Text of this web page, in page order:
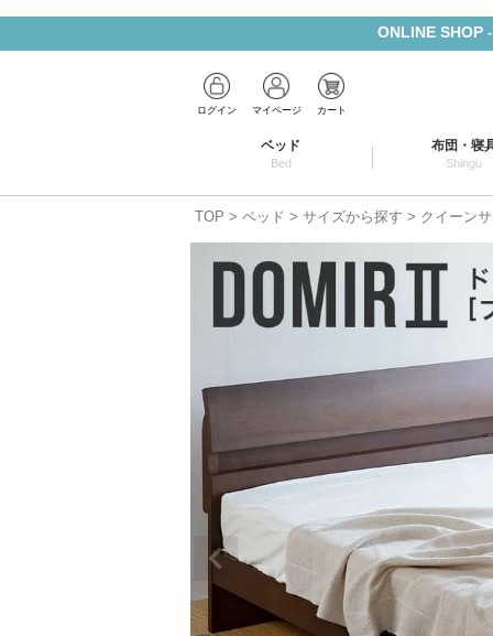
ONLINE SHOP
ログイン マイページ カート
ベッド
Bed
布団・寝
Shingu
TOP ベッド サイズから探す クイーン